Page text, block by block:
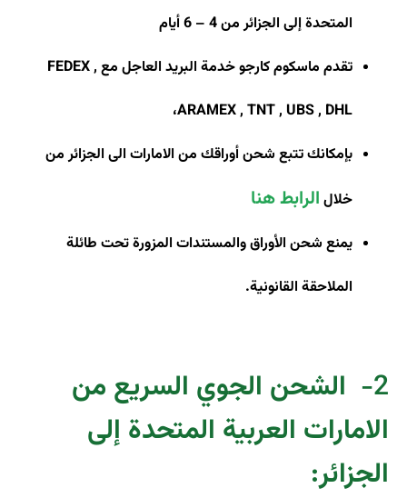
المتحدة إلى الجزائر من 4 – 6 أيام
تقدم ماسكوم كارجو خدمة البريد العاجل مع FEDEX ,
ARAMEX , TNT , UBS , DHL،
بإمكانك تتبع شحن أوراقك من الامارات الى الجزائر من
خلال الرابط هنا
يمنع شحن الأوراق والمستندات المزورة تحت طائلة
الملاحقة القانونية.
2-
الشحن الجوي السريع من
الامارات العربية المتحدة إلى
الجزائر: